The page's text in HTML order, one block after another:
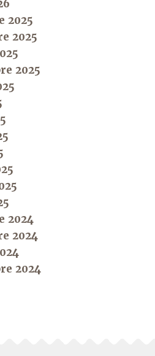
2025
2025
2025
2024
2024
2024